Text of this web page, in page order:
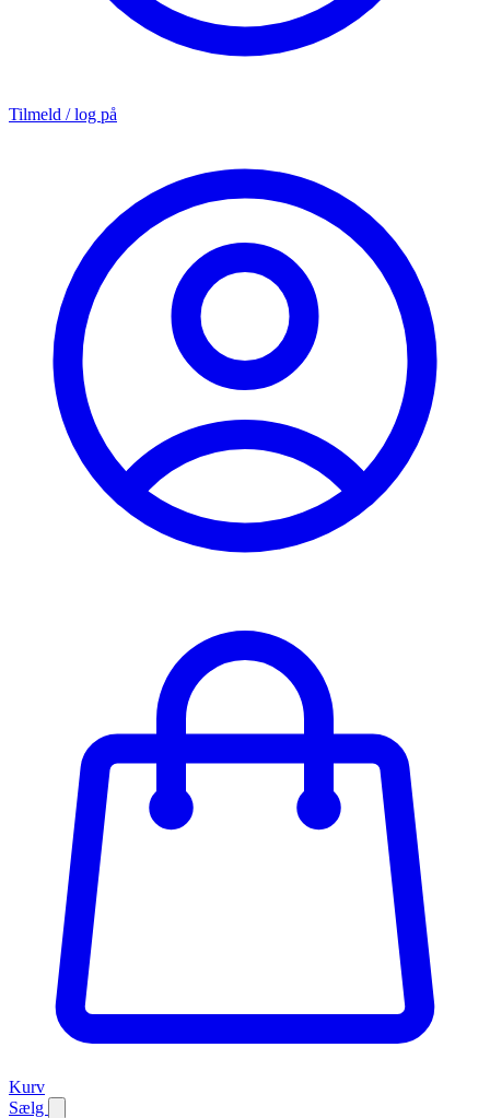
Tilmeld / log på
Kurv
Sælg